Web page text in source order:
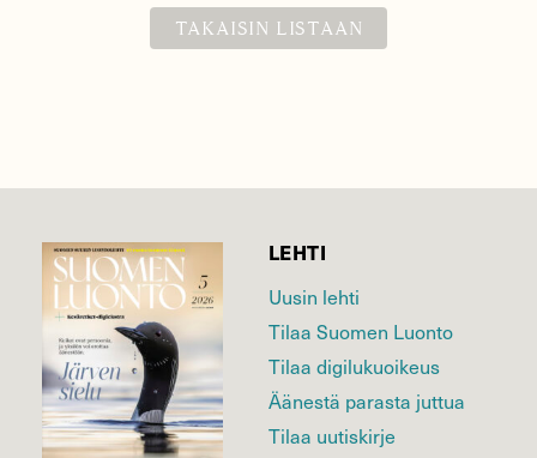
TAKAISIN LISTAAN
LEHTI
Uusin lehti
Tilaa Suomen Luonto
Tilaa digilukuoikeus
Äänestä parasta juttua
Tilaa uutiskirje